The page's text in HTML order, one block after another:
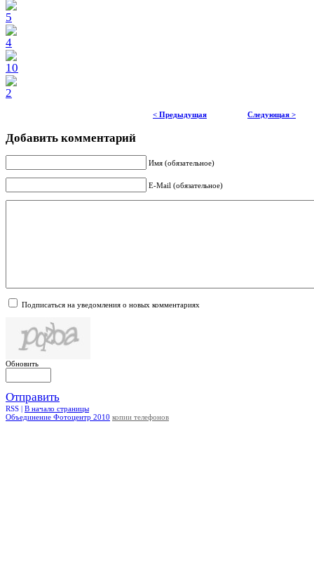
< Предыдущая Следующая >
Добавить комментарий
Имя (обязательное)
E-Mail (обязательное)
Подписаться на уведомления о новых комментариях
Обновить
Отправить
RSS | В начало страницы
Объединение Фотоцентр 2010 копии телефонов